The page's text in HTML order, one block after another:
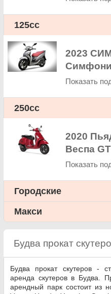
125cc
2023
Показать
250cc
2020
Веспа
Показать
Городские
Макси
Будва прокат
Будва прокат скутеров -
аренда скутеров в Будва.
арендный парк состоит из